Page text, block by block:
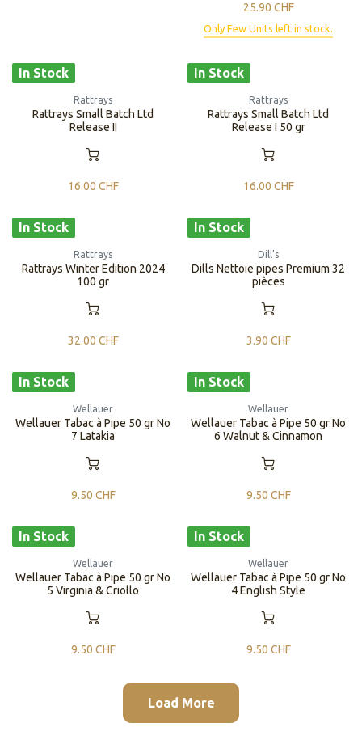
25.90 CHF
Only Few Units left in stock.
In Stock
Rattrays
Rattrays Small Batch Ltd
Release II
16.00 CHF
In Stock
Rattrays
Rattrays Small Batch Ltd
Release I 50 gr
16.00 CHF
In Stock
Rattrays
Rattrays Winter Edition 2024
100 gr
32.00 CHF
In Stock
Dill's
Dills Nettoie pipes Premium 32
pièces
3.90 CHF
In Stock
Wellauer
Wellauer Tabac à Pipe 50 gr No
7 Latakia
9.50 CHF
In Stock
Wellauer
Wellauer Tabac à Pipe 50 gr No
6 Walnut & Cinnamon
9.50 CHF
In Stock
Wellauer
Wellauer Tabac à Pipe 50 gr No
5 Virginia & Criollo
9.50 CHF
In Stock
Wellauer
Wellauer Tabac à Pipe 50 gr No
4 English Style
9.50 CHF
Load More